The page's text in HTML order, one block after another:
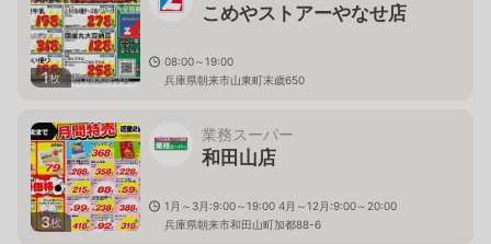
1枚
こめやストアーやなせ店
08:00～19:00
兵庫県朝来市山東町末歳650
3枚
業務スーパー
和田山店
1月～3月:9:00～19:00 4月～12月:9:00～20:00
兵庫県朝来市和田山町加都88-6